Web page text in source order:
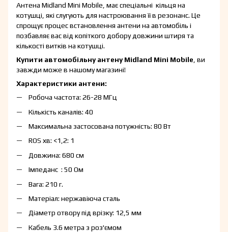
Антена Midland Mini Mobile, має спеціальні кільця на
котушці, які слугують для настроювання її в резонанс. Це
спрощує процес встановлення антени на автомобіль і
позбавляє вас від копіткого добору довжини штиря та
кількості витків на котушці.
Купити автомобільну антену Midland Mini Mobile , ви
завжди може в нашому магазині!
Характеристики антени:
Робоча частота: 26-28 МГц
Кількість каналів: 40
Максимальна застосована потужність: 80 Вт
ROS хв: <1,2: 1
Довжина: 680 см
Імпеданс : 50 Ом
Вага: 210 г.
Матеріал: нержавіюча сталь
Діаметр отвору під врізку: 12,5 мм
Кабель 3.6 метра з роз'ємом